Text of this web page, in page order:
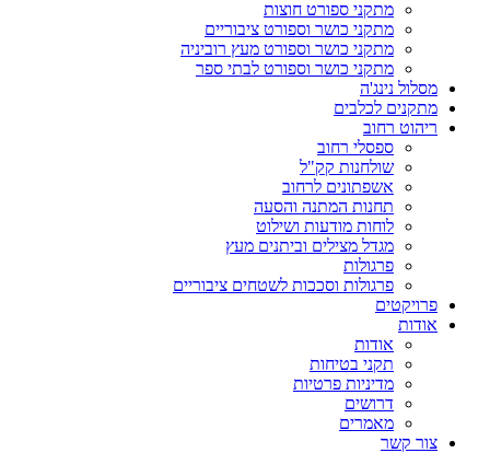
מתקני ספורט חוצות
מתקני כושר וספורט ציבוריים
מתקני כושר וספורט מעץ רוביניה
מתקני כושר וספורט לבתי ספר
מסלול נינג'ה
מתקנים לכלבים
ריהוט רחוב
ספסלי רחוב
שולחנות קק"ל
אשפתונים לרחוב
תחנות המתנה והסעה
לוחות מודעות ושילוט
מגדל מצילים וביתנים מעץ
פרגולות
פרגולות וסככות לשטחים ציבוריים
פרויקטים
אודות
אודות
תקני בטיחות
מדיניות פרטיות
דרושים
מאמרים
צור קשר